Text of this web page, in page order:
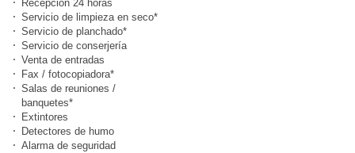
Recepción 24 horas
Servicio de limpieza en seco*
Servicio de planchado*
Servicio de conserjería
Venta de entradas
Fax / fotocopiadora*
Salas de reuniones /
banquetes*
Extintores
Detectores de humo
Alarma de seguridad